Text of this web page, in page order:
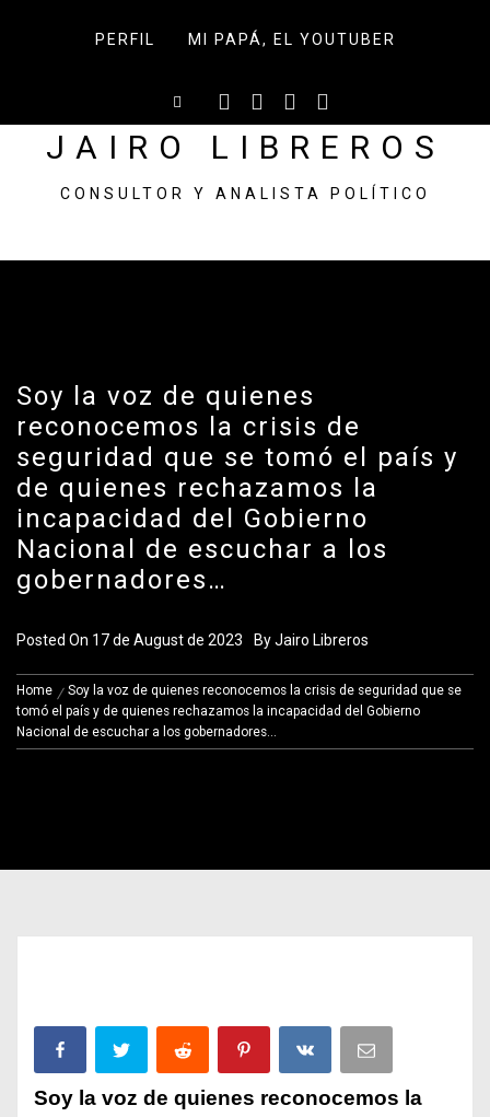
PERFIL MI PAPÁ, EL YOUTUBER
JAIRO LIBREROS
CONSULTOR Y ANALISTA POLÍTICO
Soy la voz de quienes
reconocemos la crisis de
seguridad que se tomó el país y
de quienes rechazamos la
incapacidad del Gobierno
Nacional de escuchar a los
gobernadores…
Posted On 17 de August de 2023 ByJairo Libreros
Home
Soy la voz de quienes reconocemos la crisis de seguridad que se
tomó el país y de quienes rechazamos la incapacidad del Gobierno
Nacional de escuchar a los gobernadores…
Soy la voz de quienes reconocemos la